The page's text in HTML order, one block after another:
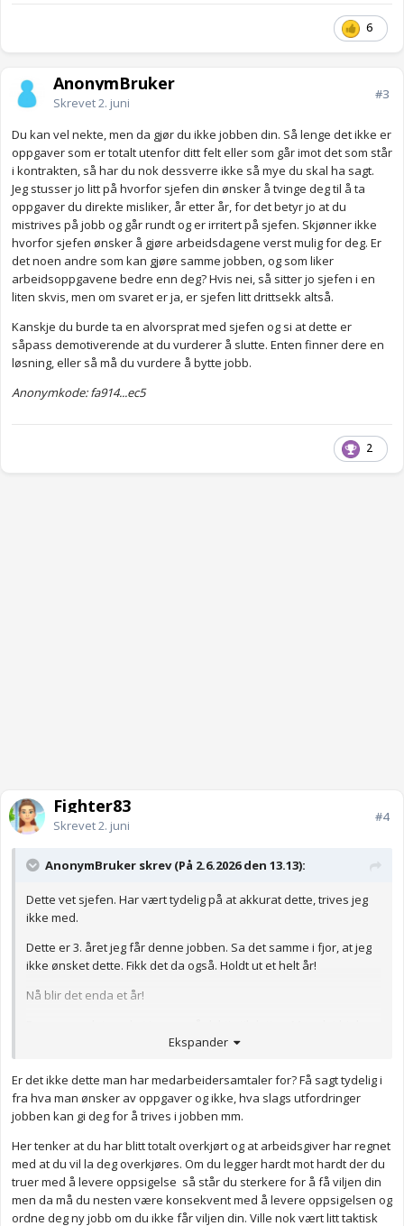
6
AnonymBruker
Skrevet2. juni
#3
Du kan vel nekte, men da gjør du ikke jobben din. Så lenge det ikke er
oppgaver som er totalt utenfor ditt felt eller som går imot det som står
i kontrakten, så har du nok dessverre ikke så mye du skal ha sagt.
Jeg stusser jo litt på hvorfor sjefen din ønsker å tvinge deg til å ta
oppgaver du direkte misliker, år etter år, for det betyr jo at du
mistrives på jobb og går rundt og er irritert på sjefen. Skjønner ikke
hvorfor sjefen ønsker å gjøre arbeidsdagene verst mulig for deg. Er
det noen andre som kan gjøre samme jobben, og som liker
arbeidsoppgavene bedre enn deg? Hvis nei, så sitter jo sjefen i en
liten skvis, men om svaret er ja, er sjefen litt drittsekk altså.
Kanskje du burde ta en alvorsprat med sjefen og si at dette er
såpass demotiverende at du vurderer å slutte. Enten finner dere en
løsning, eller så må du vurdere å bytte jobb.
Anonymkode: fa914...ec5
2
Fighter83
Skrevet2. juni
#4
AnonymBruker skrev (På 2.6.2026 den 13.13):
Dette vet sjefen. Har vært tydelig på at akkurat dette, trives jeg
ikke med.
Dette er 3. året jeg får denne jobben. Sa det samme i fjor, at jeg
ikke ønsket dette. Fikk det da også. Holdt ut et helt år!
Nå blir det enda et år!
meg ikke, når jeg ikke trives med disse oppgavene! Ja, jeg
Ble så paff da jeg IGJEN er satt opp på dette. Flere som har
opplevd noe lignende? Kan jeg nekte dette, hvis jeg blir satt opp
på dette om et år igjen?
Det finnes åtte andre ansvarsoppgaver på jobben som jeg er
kvalifiser for, og som jeg også har fått meget gode
tilbakemeldinger på tidligere.
Ekspander
Er det ikke dette man har medarbeidersamtaler for? Få sagt tydelig i
fra hva man ønsker av oppgaver og ikke, hva slags utfordringer
jobben kan gi deg for å trives i jobben mm.
Her tenker at du har blitt totalt overkjørt og at arbeidsgiver har regnet
med at du vil la deg overkjøres. Om du legger hardt mot hardt der du
truer med å levere oppsigelse så står du sterkere for å få viljen din
men da må du nesten være konsekvent med å levere oppsigelsen og
ordne deg ny jobb om du ikke får viljen din. Ville nok vært litt taktisk